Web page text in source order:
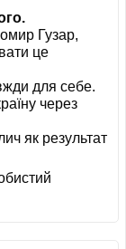
Гузар,
це
для себе.
через
як результат